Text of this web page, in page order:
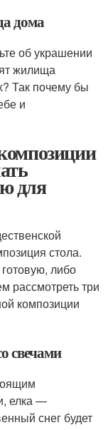
дома
об украшении
жилища
Так почему бы
и
для
стола.
либо
рассмотреть три
композиции
свечами
елка —
снег будет